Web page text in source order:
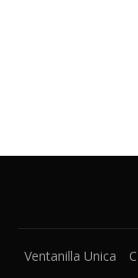
Ventanilla Unica